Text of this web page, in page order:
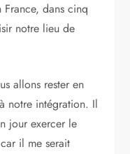
dans cinq
notre lieu de
allons rester en
notre intégration. Il
jour exercer le
il me serait